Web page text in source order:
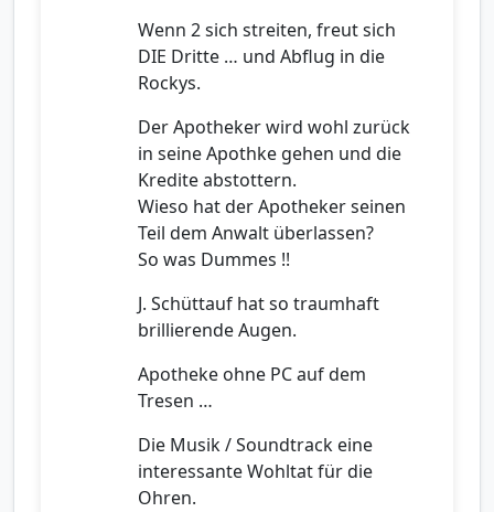
Wenn 2 sich streiten, freut sich
DIE Dritte … und Abflug in die
Rockys.
Der Apotheker wird wohl zurück
in seine Apothke gehen und die
Kredite abstottern.
Wieso hat der Apotheker seinen
Teil dem Anwalt überlassen?
So was Dummes !!
J. Schüttauf hat so traumhaft
brillierende Augen.
Apotheke ohne PC auf dem
Tresen …
Die Musik / Soundtrack eine
interessante Wohltat für die
Ohren.